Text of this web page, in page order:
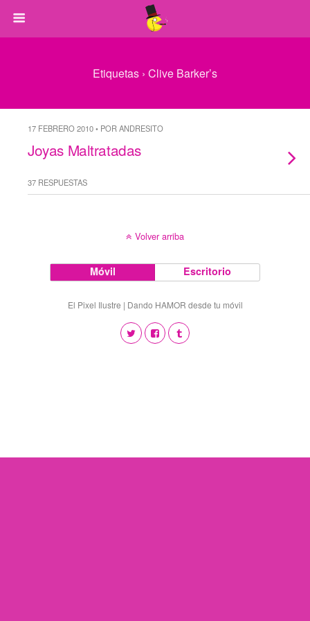
Etiquetas › Clive Barker’s
17 FEBRERO 2010 • POR ANDRESITO
Joyas Maltratadas
37 RESPUESTAS
Volver arriba
Móvil Escritorio
El Pixel Ilustre | Dando HAMOR desde tu móvil